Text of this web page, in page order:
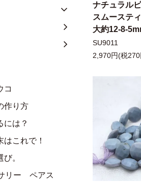
ナチュラル
スムーステ
大約12-8-
SU9011
2,970円(税270
コ
作り方
には？
これで！
。
リー ペアス